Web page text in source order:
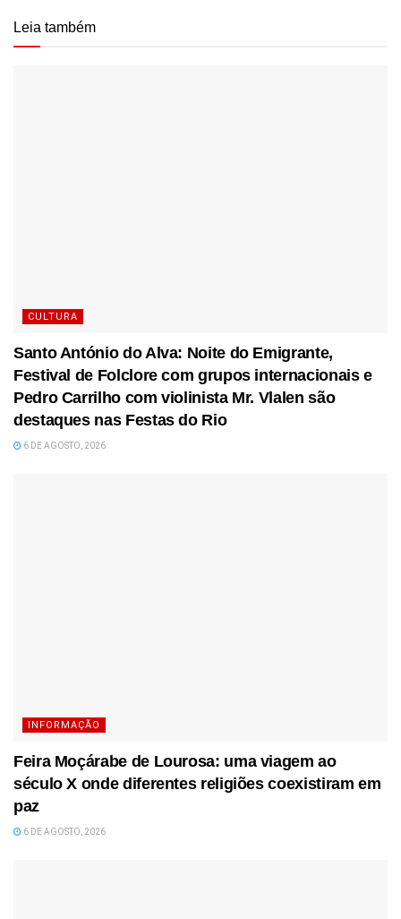
Leia também
CULTURA
Santo António do Alva: Noite do Emigrante,
Festival de Folclore com grupos internacionais e
Pedro Carrilho com violinista Mr. Vlalen são
destaques nas Festas do Rio
6 DE AGOSTO, 2026
INFORMAÇÃO
Feira Moçárabe de Lourosa: uma viagem ao
século X onde diferentes religiões coexistiram em
paz
6 DE AGOSTO, 2026